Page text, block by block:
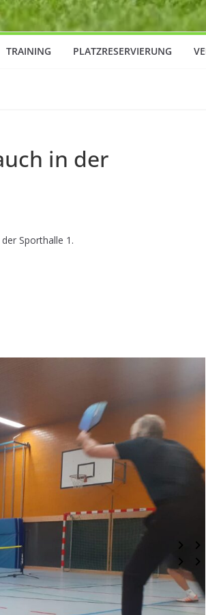
TRAINING PLATZRESERVIERUNG
in der
Sporthalle 1.